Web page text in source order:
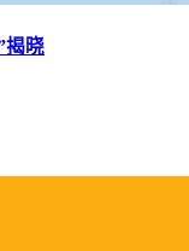
揭晓